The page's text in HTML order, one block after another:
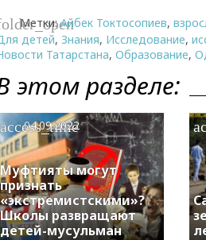
Метки:Айбек Токтосопиев,
детей, Знания, Исследование,
Татарстана, Образование,
этом разделе:
Муфтияты могут
признать
«экстремистскими»?
Школы развращают
детей-мусульман
access_time
04.09.2022